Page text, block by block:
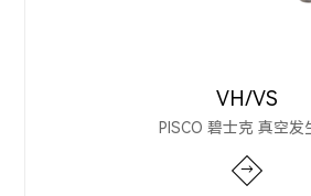
VH/VS
PISCO 碧士克 真空发
→